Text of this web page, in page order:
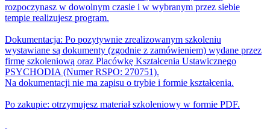
rozpoczynasz w dowolnym czasie i w wybranym przez siebie
tempie realizujesz program.
Dokumentacja: Po pozytywnie zrealizowanym szkoleniu
wystawiane są dokumenty (zgodnie z zamówieniem) wydane przez
firmę szkoleniową oraz Placówkę Kształcenia Ustawicznego
PSYCHODIA (Numer RSPO: 270751).
Na dokumentacji nie ma zapisu o trybie i formie kształcenia.
Po zakupie: otrzymujesz materiał szkoleniowy w formie PDF.